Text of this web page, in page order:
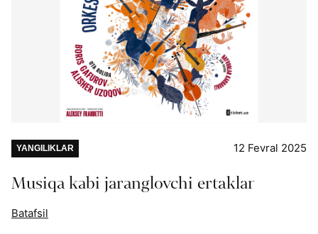
YANGILIKLAR 12 Fevral 2025
Musiqa kabi jaranglovchi ertaklar
Batafsil